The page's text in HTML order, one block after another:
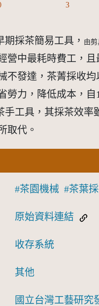
3
採茶簡易工具， 由剪
中最耗時費工，且
不發達，茶菁採收
勞力，降低成本，
工具，其採茶效率
取代。
茶園機械 茶葉
原始資料連結
收存系統
其他
國立台灣工藝研究